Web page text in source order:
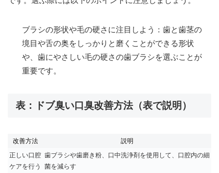
ブラシの形状や毛の硬さに注目しよう：歯と歯茎の
境目や舌の奥をしっかりと磨くことができる形状
や、歯にやさしい毛の硬さの歯ブラシを選ぶことが
重要です。
表：ドブ臭い口臭改善方法（表で説明）
改善方法
説明
正しい口腔
ケアを行う
歯ブラシや歯磨き粉、口中洗浄剤を使用して、口腔内の細
菌を減らす